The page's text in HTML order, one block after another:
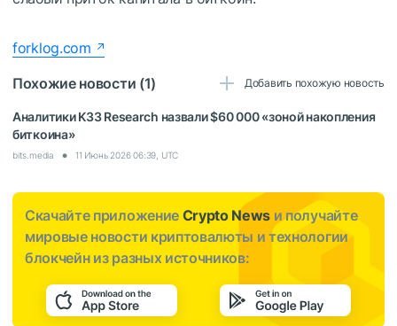
forklog.com
Похожие новости (1)
Добавить похожую новость
Аналитики K33 Research назвали $60 000 «зоной накопления
биткоина»
bits.media 11 Июнь 2026 06:39, UTC
Скачайте приложение Crypto News и получайте
мировые новости криптовалюты и технологии
блокчейн из разных источников: